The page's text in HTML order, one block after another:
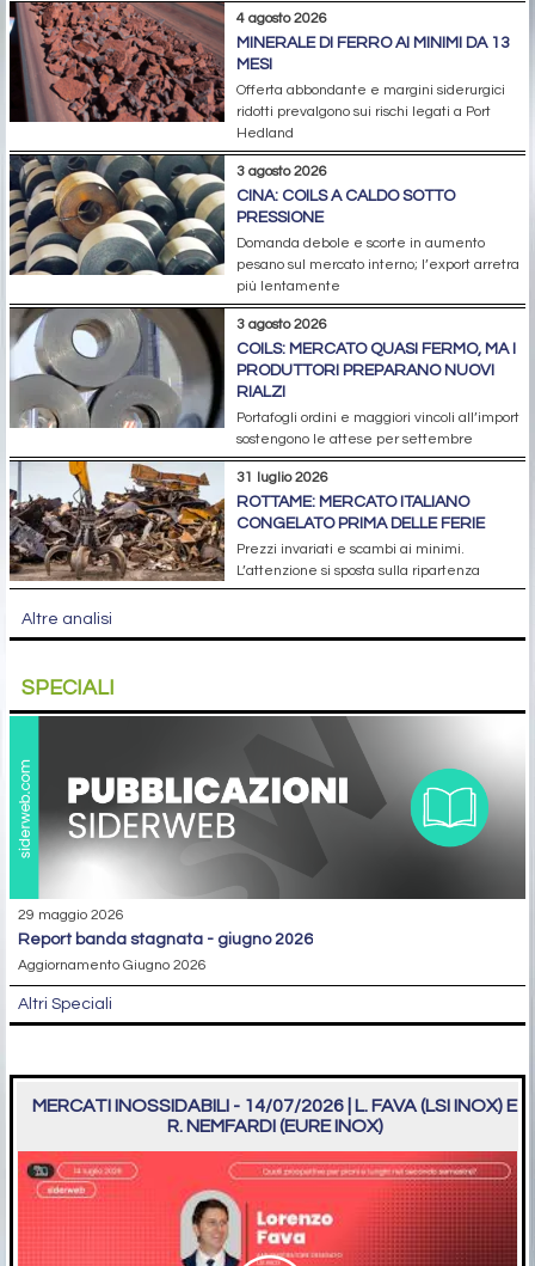
4 agosto 2026
MINERALE DI FERRO AI MINIMI DA 13
MESI
Offerta abbondante e margini siderurgici
ridotti prevalgono sui rischi legati a Port
Hedland
3 agosto 2026
CINA: COILS A CALDO SOTTO
PRESSIONE
Domanda debole e scorte in aumento
pesano sul mercato interno; l’export arretra
più lentamente
3 agosto 2026
COILS: MERCATO QUASI FERMO, MA I
PRODUTTORI PREPARANO NUOVI
RIALZI
Portafogli ordini e maggiori vincoli all’import
sostengono le attese per settembre
31 luglio 2026
ROTTAME: MERCATO ITALIANO
CONGELATO PRIMA DELLE FERIE
Prezzi invariati e scambi ai minimi.
L’attenzione si sposta sulla ripartenza
Altre analisi
SPECIALI
29 maggio 2026
report banda stagnata - giugno 2026
Aggiornamento Giugno 2026
Altri Speciali
MERCATI INOSSIDABILI - 14/07/2026 | L. FAVA (LSI INOX) E
R. NEMFARDI (EURE INOX)